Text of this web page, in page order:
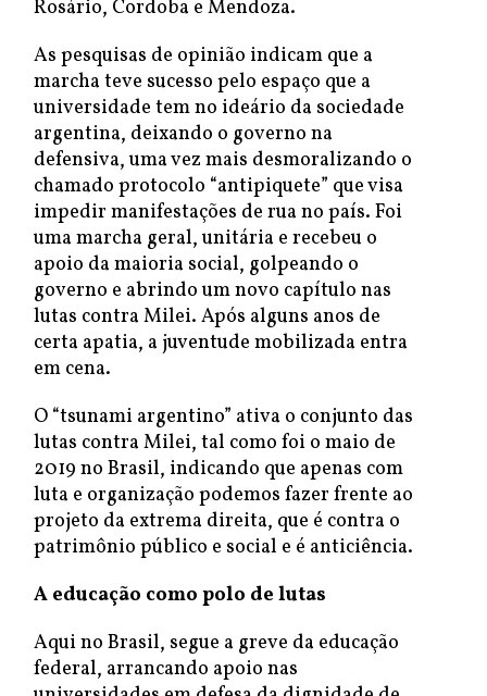
Rosário, Cordoba e Mendoza.
As pesquisas de opinião indicam que a
marcha teve sucesso pelo espaço que a
universidade tem no ideário da sociedade
argentina, deixando o governo na
defensiva, uma vez mais desmoralizando o
chamado protocolo “antipiquete” que visa
impedir manifestações de rua no país. Foi
uma marcha geral, unitária e recebeu o
apoio da maioria social, golpeando o
governo e abrindo um novo capítulo nas
lutas contra Milei. Após alguns anos de
certa apatia, a juventude mobilizada entra
em cena.
O “tsunami argentino” ativa o conjunto das
lutas contra Milei, tal como foi o maio de
2019 no Brasil, indicando que apenas com
luta e organização podemos fazer frente ao
projeto da extrema direita, que é contra o
patrimônio público e social e é anticiência.
A educação como polo de lutas
Aqui no Brasil, segue a greve da educação
federal, arrancando apoio nas